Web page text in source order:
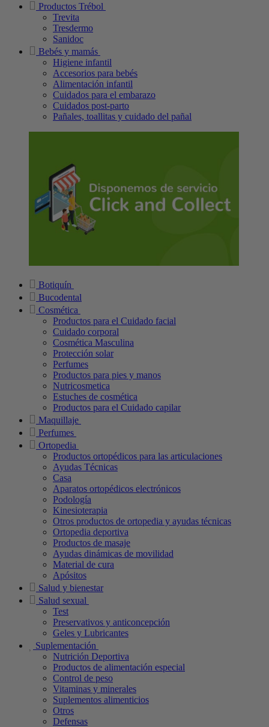
Productos Trébol
Trevita
Tresdermo
Sanidoc
Bebés y mamás
Higiene infantil
Accesorios para bebés
Alimentación infantil
Cuidados para el embarazo
Cuidados post-parto
Pañales, toallitas y cuidado del pañal
Botiquín
Bucodental
Cosmética
Productos para el Cuidado facial
Cuidado corporal
Cosmética Masculina
Protección solar
Perfumes
Productos para pies y manos
Nutricosmetica
Estuches de cosmética
Productos para el Cuidado capilar
Maquillaje
Perfumes
Ortopedia
Productos ortopédicos para las articulaciones
Ayudas Técnicas
Casa
Aparatos ortopédicos electrónicos
Podología
Kinesioterapia
Otros productos de ortopedia y ayudas técnicas
Ortopedia deportiva
Productos de masaje
Ayudas dinámicas de movilidad
Material de cura
Apósitos
Salud y bienestar
Salud sexual
Test
Preservativos y anticoncepción
Geles y Lubricantes
Suplementación
Nutrición Deportiva
Productos de alimentación especial
Control de peso
Vitaminas y minerales
Suplementos alimenticios
Otros
Defensas